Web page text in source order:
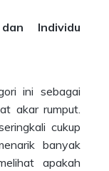
Individu
ini sebagai
akar rumput.
cukup
banyak
apakah